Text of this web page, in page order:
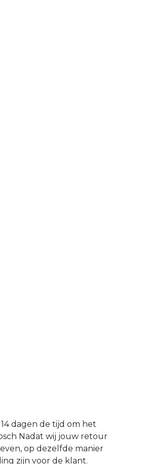
dagen de tijd om het
Nadat wij jouw retour
op dezelfde manier
zijn voor de klant.